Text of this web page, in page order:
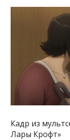
Кадр из
Лары Крофт»